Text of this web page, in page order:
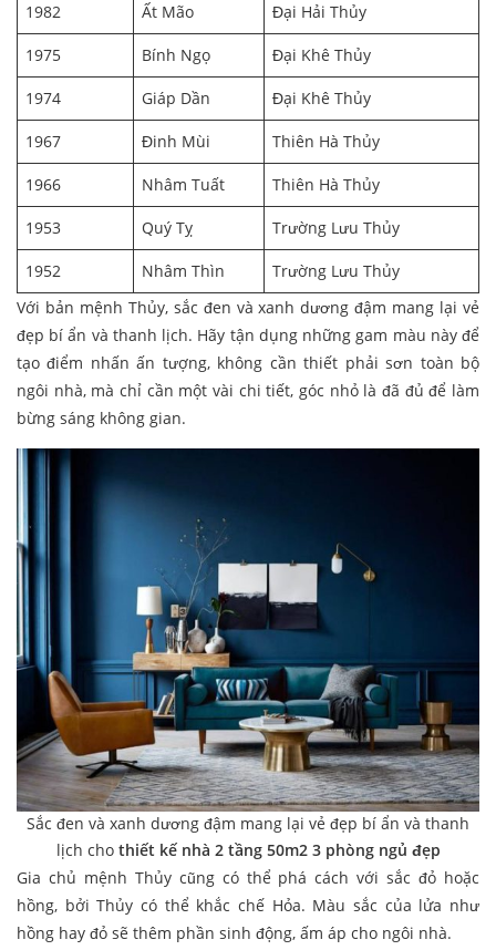
1982 Ất Mão Đại Hải Thủy
1975 Bính Ngọ Đại Khê Thủy
1974 Giáp Dần Đại Khê Thủy
1967 Đinh Mùi Thiên Hà Thủy
1966 Nhâm Tuất Thiên Hà Thủy
1953 Quý Tỵ Trường Lưu Thủy
1952 Nhâm Thìn
Trường Lưu Thủy
Với bản mệnh Thủy, sắc đen và xanh dương đậm mang lại vẻ
đẹp bí ẩn và thanh lịch. Hãy tận dụng những gam màu này để
tạo điểm nhấn ấn tượng, không cần thiết phải sơn toàn bộ
ngôi nhà, mà chỉ cần một vài chi tiết, góc nhỏ là đã đủ để làm
bừng sáng không gian.
Sắc đen và xanh dương đậm mang lại vẻ đẹp bí ẩn và thanh
lịch cho thiết kế nhà 2 tầng 50m2 3 phòng ngủ đẹp
Gia chủ mệnh Thủy cũng có thể phá cách với sắc đỏ hoặc
hồng, bởi Thủy có thể khắc chế Hỏa. Màu sắc của lửa như
hồng hay đỏ sẽ thêm phần sinh động, ấm áp cho ngôi nhà.